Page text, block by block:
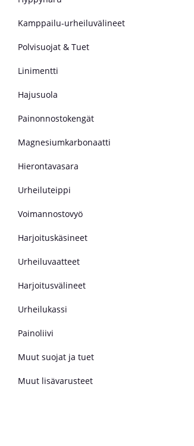
Kamppailu-urheiluvälineet
Polvisuojat & Tuet
Linimentti
Hajusuola
Painonnostokengät
Magnesiumkarbonaatti
Hierontavasara
Urheiluteippi
Voimannostovyö
Harjoituskäsineet
Urheiluvaatteet
Harjoitusvälineet
Urheilukassi
Painoliivi
Muut suojat ja tuet
Muut lisävarusteet